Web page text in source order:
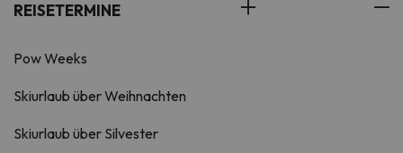
REISETERMINE
Pow Weeks
Skiurlaub über Weihnachten
Skiurlaub über Silvester